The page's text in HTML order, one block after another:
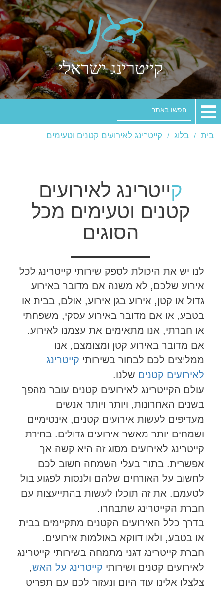
קייטרינג ישראלי
באתר
בית בלוג קייטרינג לאירועים קטנים וטעימים
קייטרינג לאירועים
קטנים וטעימים מכל
הסוגים
לנו יש את היכולת לספק שירותי קייטרינג לכל
אירוע שלכם, לא משנה אם מדובר באירוע
גדול או קטן, אירוע בגן אירוע, אולם, בבית או
בטבע, או אם מדובר באירוע עסקי, משפחתי
או חברתי, אנו מתאימים את עצמנו לאירוע.
אם מדובר באירוע קטן ומצומצם, אנו
ממליצים לכם לבחור בשירותי קייטרינג
לאירועים קטנים שלנו.
עולם הקייטרינג לאירועים קטנים עובר מהפך
בשנים האחרונות, ויותר ויותר אנשים
מעדיפים לעשות אירועים קטנים, אינטימיים
ושמחים יותר מאשר אירועים גדולים. בחירת
קייטרינג לאירועים מסוג זה היא קשה אך
אפשרית. בתור בעלי השמחה חשוב לכם
לחשוב על האורחים שלהם ולנסות לפגוע בול
לטעמם. את זה תוכלו לעשות בהתייעצות עם
חברת הקייטרינג שתבחרו.
בדרך כלל האירועים הקטנים מתקיימים בבית
או בטבע, ולאו דווקא באולמות אירועים.
חברת קייטרינג דגני מתמחה בשירותי קייטרינג
לאירועים קטנים ושירותי קייטרינג על האש,
צלצלו אלינו עוד היום ונעזור לכם עם תפריט